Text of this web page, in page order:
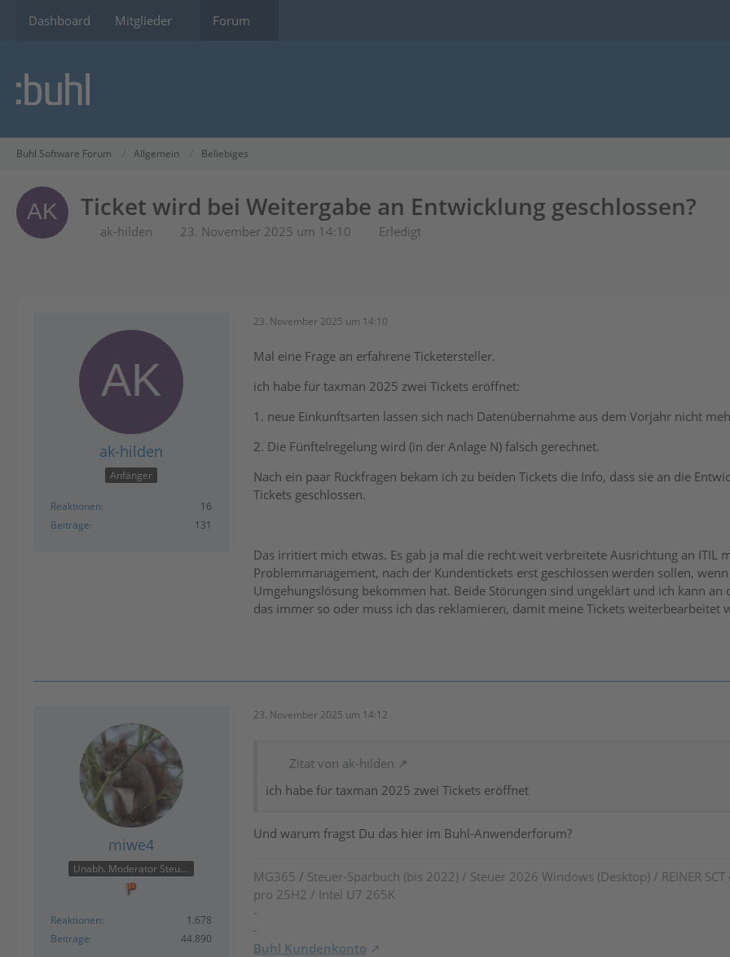
Dashboard Mitglieder Forum
Buhl Software Forum Allgemein Beliebiges
Ticket wird bei Weitergabe an Entwicklung geschlossen?
ak-hilden 23. November 2025 um 14:10 Erledigt
ak-hilden
Anfänger
Reaktionen
16
Beiträge
131
23. November 2025 um 14:10
Mal eine Frage an erfahrene Ticketersteller.
ich habe für taxman 2025 zwei Tickets eröffnet:
1. neue Einkunftsarten lassen sich nach Datenübernahme aus dem Vorjahr nicht
2. Die Fünftelregelung wird (in der Anlage N) falsch gerechnet.
Nach ein paar Rückfragen bekam ich zu beiden Tickets die Info, dass sie an die
Tickets geschlossen.
Das irritiert mich etwas. Es gab ja mal die recht weit verbreitete Ausrichtung an ITIL
Problemmanagement, nach der Kundentickets erst geschlossen werden sollen,
Umgehungslösung bekommen hat. Beide Störungen sind ungeklärt und ich kann
das immer so oder muss ich das reklamieren, damit meine Tickets weiterbearbeitet
miwe4
Unabh. Moderator Steuer
Reaktionen
1.678
Beiträge
44.890
23. November 2025 um 14:12
Zitat von ak-hilden
ich habe für taxman 2025 zwei Tickets eröffnet
Und warum fragst Du das hier im Buhl-Anwenderforum?
MG365 / Steuer-Sparbuch (bis 2022) / Steuer 2026 Windows (Desktop) / REINER
pro 25H2 / Intel U7 265K
-
-
Buhl Kundenkonto